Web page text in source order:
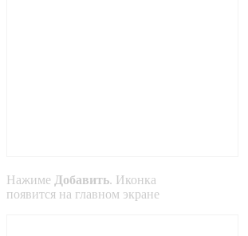
Нажиме Добавить. Иконка
появится на главном экране